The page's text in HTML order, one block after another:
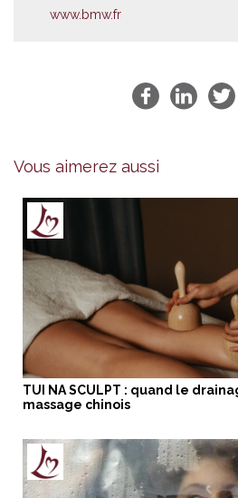
www.bmw.fr
Vous aimerez aussi
TUI NA SCULPT : quand le
massage chinois